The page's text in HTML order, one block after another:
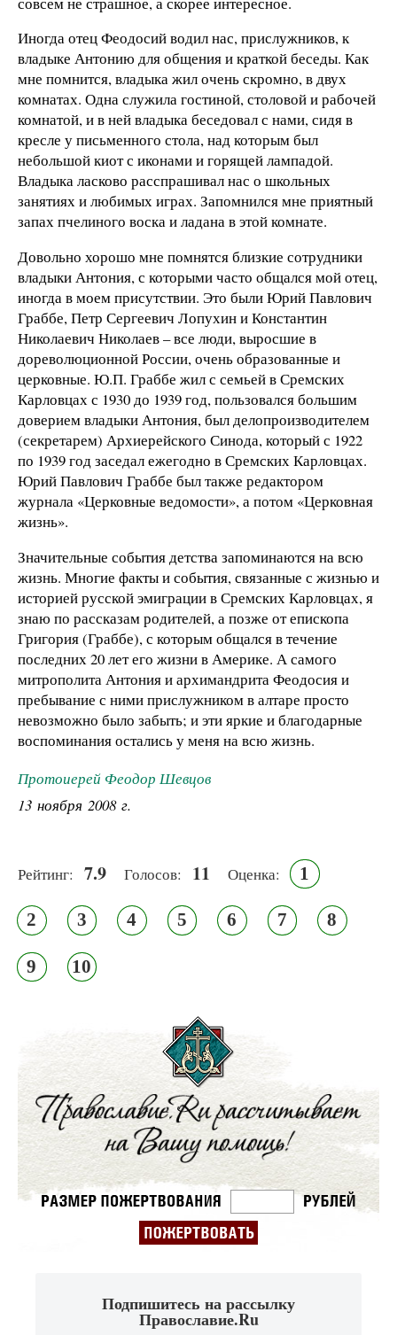
Иногда отец Феодосий водил нас, прислужников, к
владыке Антонию для общения и краткой беседы. Как
мне помнится, владыка жил очень скромно, в двух
комнатах. Одна служила гостиной, столовой и рабочей
комнатой, и в ней владыка беседовал с нами, сидя в
кресле у письменного стола, над которым был
небольшой киот с иконами и горящей лампадой.
Владыка ласково расспрашивал нас о школьных
занятиях и любимых играх. Запомнился мне приятный
запах пчелиного воска и ладана в этой комнате.
Довольно хорошо мне помнятся близкие сотрудники
владыки Антония, с которыми часто общался мой отец,
иногда в моем присутствии. Это были Юрий Павлович
Граббе, Петр Сергеевич Лопухин и Константин
Николаевич Николаев – все люди, выросшие в
дореволюционной России, очень образованные и
церковные. Ю.П. Граббе жил с семьей в Сремских
Карловцах с 1930 до 1939 год, пользовался большим
доверием владыки Антония, был делопроизводителем
(секретарем) Архиерейского Синода, который с 1922
по 1939 год заседал ежегодно в Сремских Карловцах.
Юрий Павлович Граббе был также редактором
журнала «Церковные ведомости», а потом «Церковная
жизнь».
Значительные события детства запоминаются на всю
жизнь. Многие факты и события, связанные с жизнью и
историей русской эмиграции в Сремских Карловцах, я
знаю по рассказам родителей, а позже от епископа
Григория (Граббе), с которым общался в течение
последних 20 лет его жизни в Америке. А самого
митрополита Антония и архимандрита Феодосия и
пребывание с ними прислужником в алтаре просто
невозможно было забыть; и эти яркие и благодарные
воспоминания остались у меня на всю жизнь.
Протоиерей Феодор Шевцов
13 ноября 2008 г.
Рейтинг: 7.9 Голосов: 11 Оценка: 1
2 3 4 5 6 7 8
9 10
Подпишитесь на рассылку
Православие.Ru